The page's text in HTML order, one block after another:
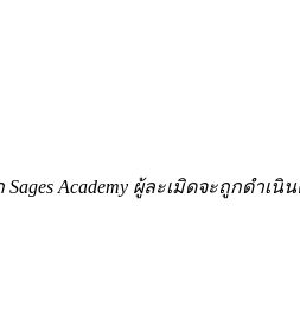
Academy ผู้ละเมิดจะถูกดำเ